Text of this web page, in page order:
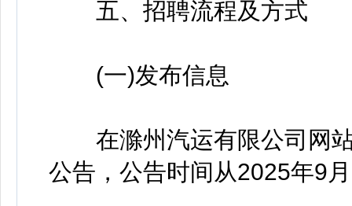
五、招聘流程及方式
(一)发布信息
在滁州汽运有限公司网站
公告，公告时间从2025年9